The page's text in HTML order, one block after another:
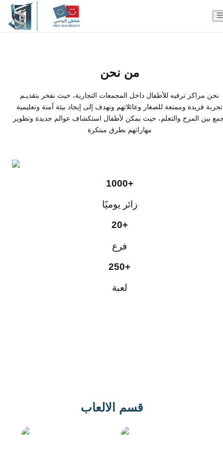
مرحبًا بكم في
شاطئ الردسي
والجودة والابتكار، يسعي
الحديثة
من نحن
نحن مراكز ترفيه للأطفال داخل المجمعات التجارية، حيث نفخر بتقديـم
تجربة فريدة وممتعة للصغار وعائلاتهم ونهدف إلى إيجاد بيئة آمنة وتعليمية
بين المرح والتعلم، حيث يمكن لأطفال استكشاف عوالم جديدة وتطوير
مهاراتهم بطرق مبتكرة
1000+
زائر يوميًا
20+
فرع
250+
لعبة
قسم الالعاب